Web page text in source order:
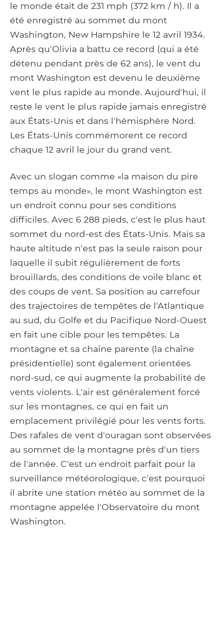
le monde était de 231 mph (372 km / h). Il a
été enregistré au sommet du mont
Washington, New Hampshire le 12 avril 1934.
Après qu'Olivia a battu ce record (qui a été
détenu pendant près de 62 ans), le vent du
mont Washington est devenu le deuxième
vent le plus rapide au monde. Aujourd'hui, il
reste le vent le plus rapide jamais enregistré
aux États-Unis et dans l'hémisphère Nord.
Les États-Unis commémorent ce record
chaque 12 avril le jour du grand vent.
Avec un slogan comme «la maison du pire
temps au monde», le mont Washington est
un endroit connu pour ses conditions
difficiles. Avec 6 288 pieds, c'est le plus haut
sommet du nord-est des États-Unis. Mais sa
haute altitude n'est pas la seule raison pour
laquelle il subit régulièrement de forts
brouillards, des conditions de voile blanc et
des coups de vent. Sa position au carrefour
des trajectoires de tempêtes de l'Atlantique
au sud, du Golfe et du Pacifique Nord-Ouest
en fait une cible pour les tempêtes. La
montagne et sa chaîne parente (la chaîne
présidentielle) sont également orientées
nord-sud, ce qui augmente la probabilité de
vents violents. L'air est généralement forcé
sur les montagnes, ce qui en fait un
emplacement privilégié pour les vents forts.
Des rafales de vent d'ouragan sont observées
au sommet de la montagne près d'un tiers
de l'année. C'est un endroit parfait pour la
surveillance météorologique, c'est pourquoi
il abrite une station météo au sommet de la
montagne appelée l'Observatoire du mont
Washington.